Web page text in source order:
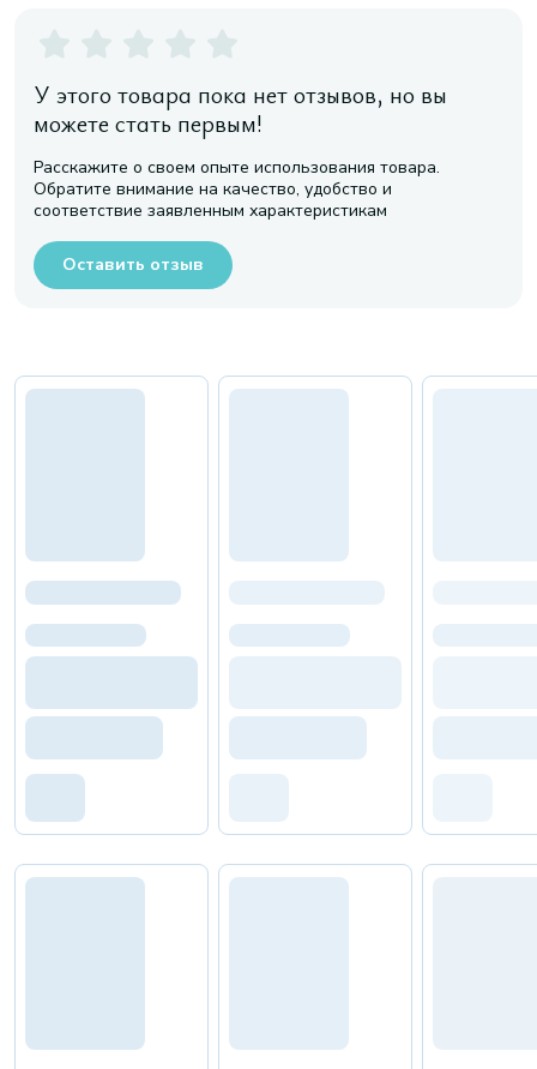
У этого товара пока нет отзывов, но вы
можете стать первым!
Расскажите о своем опыте использования товара.
Обратите внимание на качество, удобство и
соответствие заявленным характеристикам
Оставить отзыв